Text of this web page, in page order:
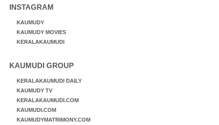
INSTAGRAM
KAUMUDY
KAUMUDY MOVIES
KERALAKAUMUDI
KAUMUDI GROUP
KERALAKAUMUDI DAILY
KAUMUDY TV
KERALAKAUMUDI.COM
KAUMUDI.COM
KAUMUDYMATRIMONY.COM